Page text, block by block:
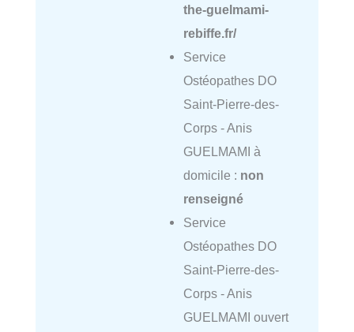
the-guelmami-
rebiffe.fr/
Service
Ostéopathes DO
Saint-Pierre-des-
Corps - Anis
GUELMAMI à
domicile : non
renseigné
Service
Ostéopathes DO
Saint-Pierre-des-
Corps - Anis
GUELMAMI ouvert